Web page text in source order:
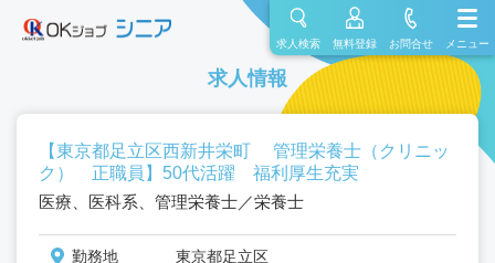
求人検索 無料登録 お問合せ メニュー
求人情報
【東京都足立区西新井栄町 管理栄養士（クリニッ
ク） 正職員】50代活躍 福利厚生充実
医療、医科系、管理栄養士／栄養士
勤務地 東京都足立区